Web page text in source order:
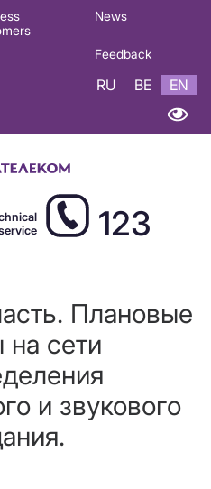
News
Feedback
RU BE EN
123
Плановые
на сети
и звукового